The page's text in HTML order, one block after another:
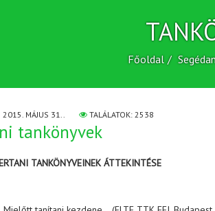
Főoldal
2015. MÁJUS 31.. TALÁLATOK: 2538
tankönyvek
TANKÖNYVEINEK ÁTTEKINTÉSE